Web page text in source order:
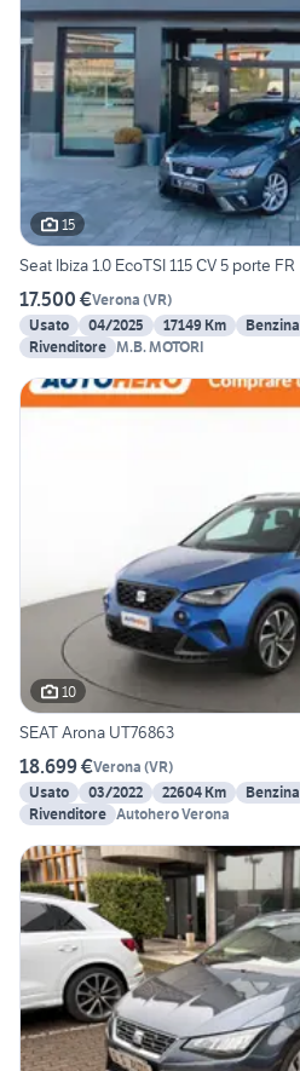
15
Seat Ibiza 1.0 EcoTSI 115 CV 5 porte FR
17.500 €Verona (VR)
Usato
04/2025 17149 Km Benzina
Rivenditore M.B. MOTORI
10
SEAT Arona UT76863
18.699 €Verona (VR)
Usato
03/2022 22604 Km Benzina
Rivenditore Autohero Verona